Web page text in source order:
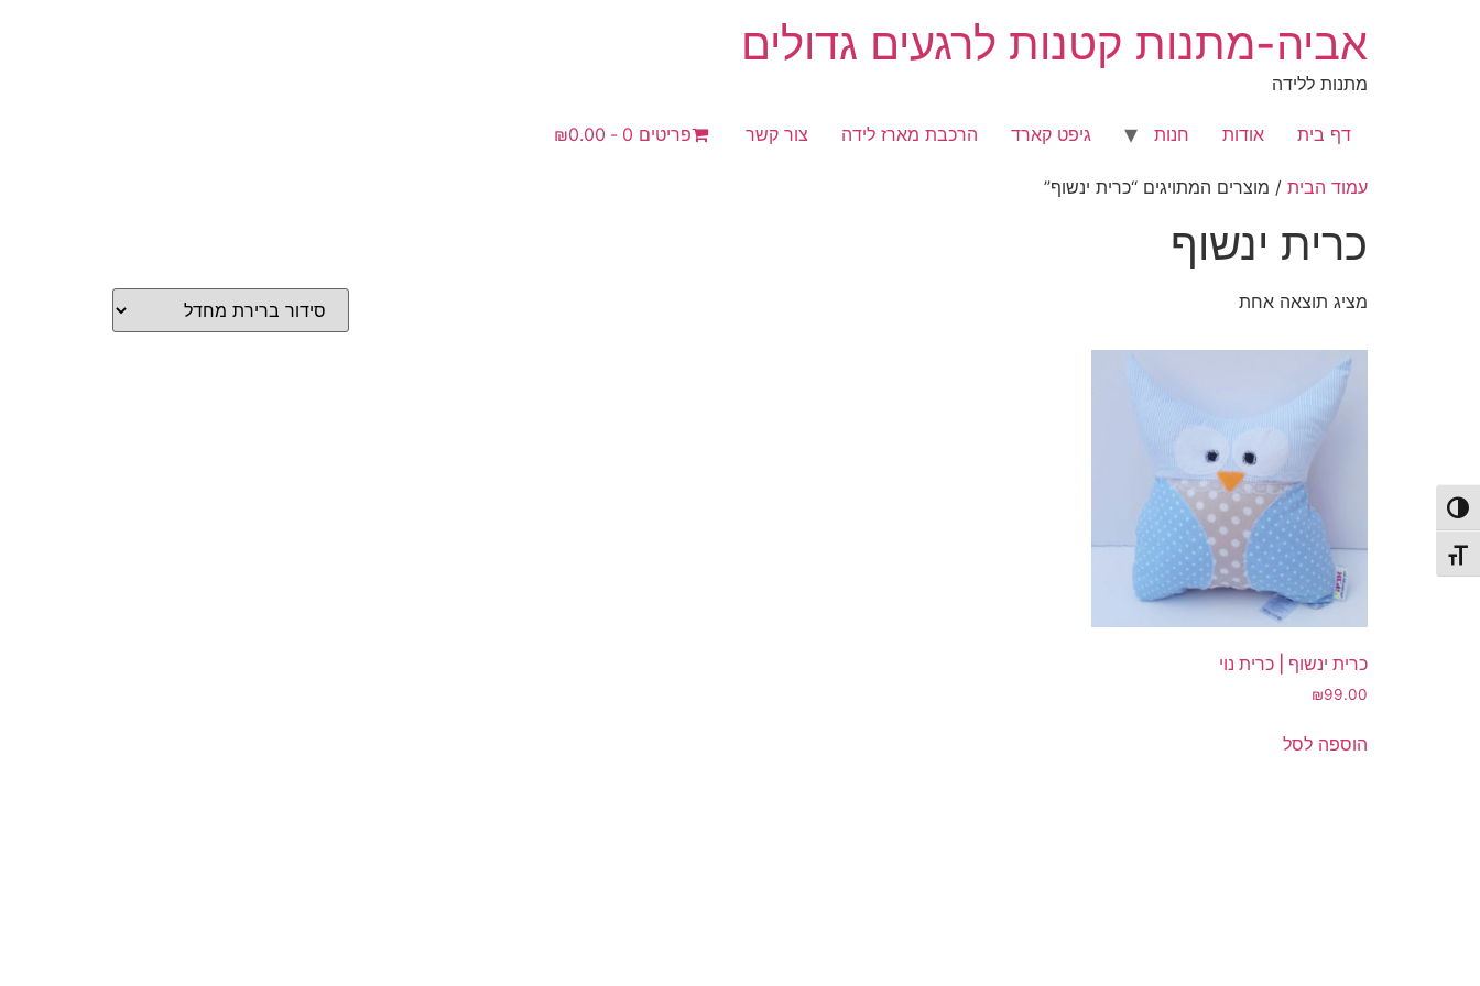
הפעל/כבה ניגודיות גבוהה
מתג גודל גופן
אביה-מתנות קטנות לרגעים גדולים
מתנות ללידה
דף בית אודות חנות גיפט קארד הרכבת מארז לידה צור קשר פריטים 0 ₪0.00
עמוד הבית / מוצרים המתויגים “כרית ינשוף”
כרית ינשוף
מציג תוצאה אחת
כרית ינשוף | כרית נוי
₪99.00
הוספה לסל